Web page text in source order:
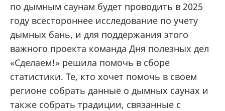
по дымным саунам будет проводить в 2025
году всестороннее исследование по учету
дымных бань, и для поддержания этого
важного проекта команда Дня полезных дел
«Сделаем!» решила помочь в сборе
статистики. Те, кто хочет помочь в своем
регионе собрать данные о дымных саунах и
также собрать традиции, связанные с